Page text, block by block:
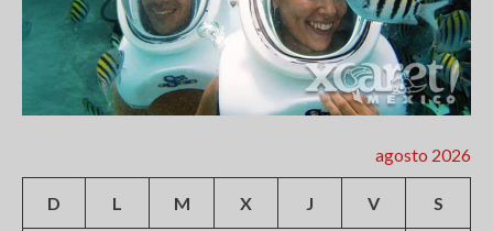
agosto 2026
D L M X J V S